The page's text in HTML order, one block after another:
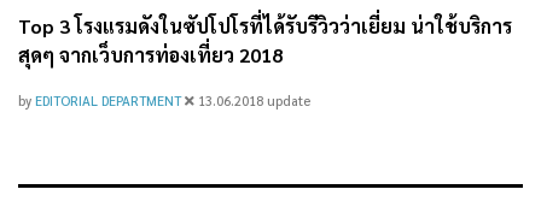
Top 3 โรงแรมดังในซัปโปโรที่ได้รับรีวิวว่าเยี่ยม น่าใช้บริการ
สุดๆ จากเว็บการท่องเที่ยว 2018
by EDITORIAL DEPARTMENT 13.06.2018 update